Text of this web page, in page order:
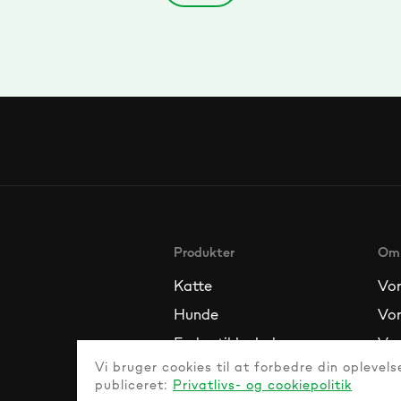
Produkter
Katte
Hunde
Foder til kæledyr
Vi bruger cookies til at forbedre din
publiceret: Privatlivs- og cookiepolitik